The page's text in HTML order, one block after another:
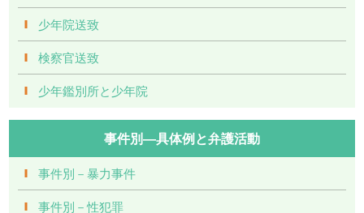
少年院送致
検察官送致
少年鑑別所と少年院
事件別―具体例と弁護活動
事件別－暴力事件
事件別－性犯罪